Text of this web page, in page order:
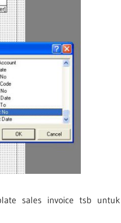
sales invoice tsb untuk